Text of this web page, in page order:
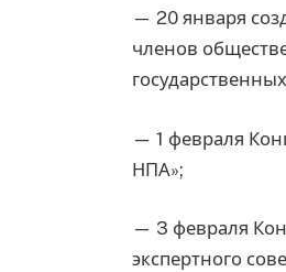
— 20 января
членов
— 1 февраля
НПА»;
— 3 февраля
экспертного